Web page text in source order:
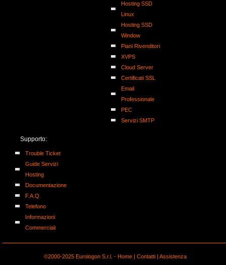
Hosting SSD
Linux
Hosting SSD
Window
Piani Rivenditori
XVPS
Cloud Server
Certificati SSL
Email
Professionale
PEC
Servizi SMTP
Supporto:
Trouble Ticket
Guide Servizi
Hosting
Documentazione
F.A.Q.
Telefono
Informazioni
Commerciali
©2000-2025 Eurologon S.r.l. - Home |Contatti |Assistenza